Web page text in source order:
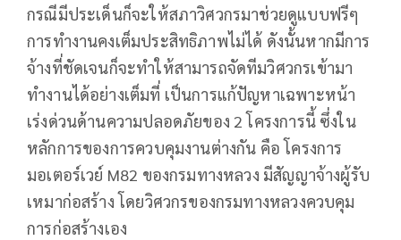
กรณีมีประเด็นก็จะให้สภาวิศวกรมาช่วยดูแบบฟรีๆ
การทำงานคงเต็มประสิทธิภาพไม่ได้ ดังนั้นหากมีการ
จ้างที่ชัดเจนก็จะทำให้สามารถจัดทีมวิศวกรเข้ามา
ทำงานได้อย่างเต็มที่ เป็นการแก้ปัญหาเฉพาะหน้า
เร่งด่วนด้านความปลอดภัยของ 2 โครงการนี้ ซึ่งใน
หลักการของการควบคุมงานต่างกัน คือ โครงการ
มอเตอร์เวย์ M82 ของกรมทางหลวง มีสัญญาจ้างผู้รับ
เหมาก่อสร้าง โดยวิศวกรของกรมทางหลวงควบคุม
การก่อสร้างเอง